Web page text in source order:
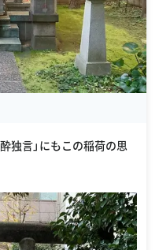
独言」にもこの稲荷の思